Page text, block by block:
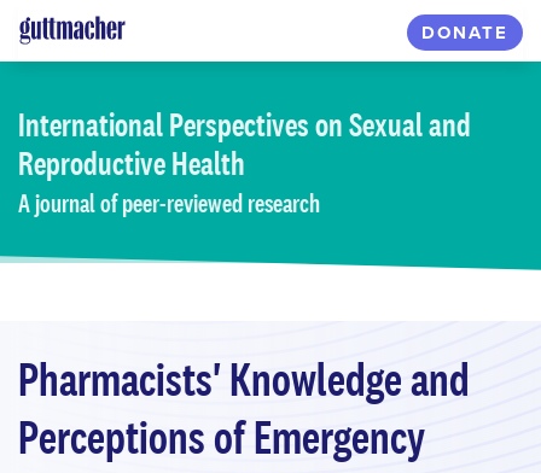
Skip
to
content
DONATE
International Perspectiveson Sexual and
Reproductive Health
A journal of peer-reviewed research
Pharmacists' Knowledge and
Perceptions of Emergency